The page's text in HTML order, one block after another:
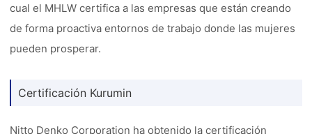
cual el MHLW certifica a las empresas que están creando
de forma proactiva entornos de trabajo donde las mujeres
pueden prosperar.
Certificación Kurumin
Nitto Denko Corporation ha obtenido la certificación